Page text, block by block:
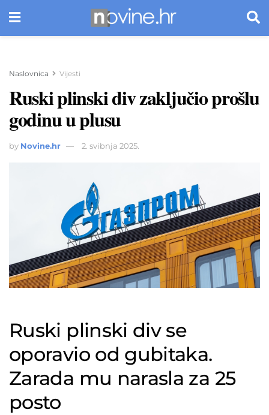
Naslovnica Vijesti
Ruski plinski div zaključio prošlu
godinu u plusu
by Novine.hr 2. svibnja 2025.
Ruski plinski div se
oporavio od gubitaka.
Zarada mu narasla za 25
posto